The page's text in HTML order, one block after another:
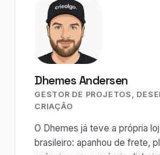
Dhemes Andersen
GESTOR DE PROJETOS,
CRIAÇÃO
O Dhemes já teve a própria
brasileiro: apanhou de frete,